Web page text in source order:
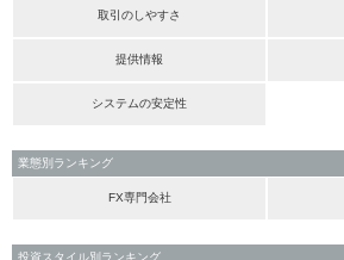
取引のしやすさ
提供情報
システムの安定性
業態別ランキング
FX専門会社
投資スタイル別ランキング